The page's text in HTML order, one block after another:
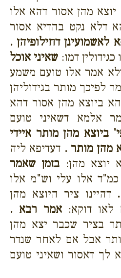
מהן אסור דהא אלו
דלא נקט בהדיא אסור
לאשמועינן דחילופיהן .
דמו: שאיני אוכל
אמר אלו טועם משמע
לפיכך מותר בגידוליהן
הא ביוצא מהן אסור דהא
אלמא דשאיני טועם
ביוצא מהן מותר איידי
מהן מותר . דעדיפא ליה
יוצא מהן: בזמן שאמר
כמ"ד אלו עלי וש"מ אלו
דהיינו ציר היוצא מהן
לאו דוקא: אמר רבא .
בציר שכבר יצא מהן
אבל אם לאחר שנדר
לך דאסור ושאיני טועם